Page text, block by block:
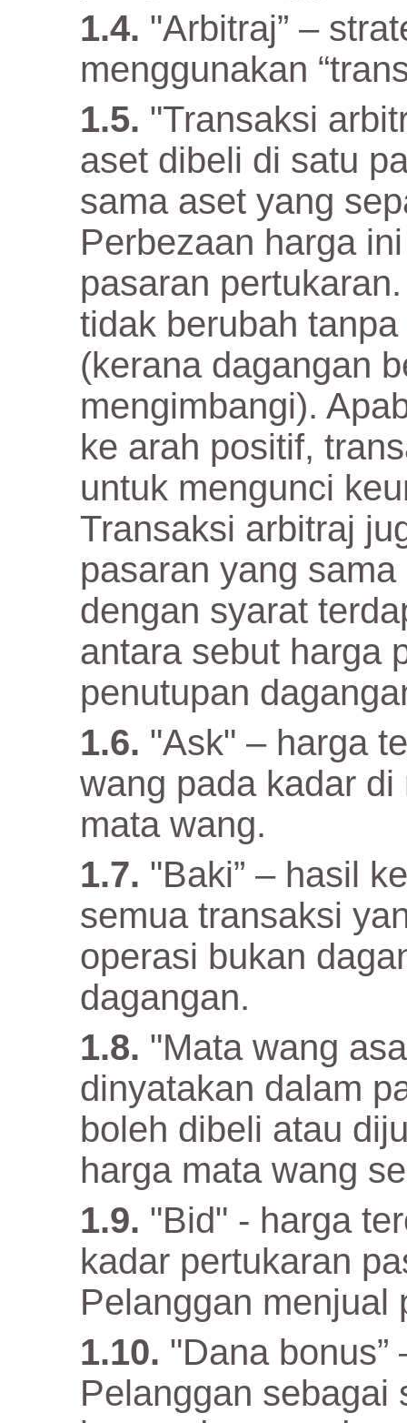
"Arbitraj” –
menggunakan
"Transaksi
aset dibeli di satu
sama aset yang
Perbezaan harga
pasaran
tidak berubah
(kerana dagangan
mengimbangi).
ke arah positif,
untuk mengunci
Transaksi arbitraj
pasaran yang
dengan syarat
antara sebut harga
penutupan
"Ask" – harga
wang pada kadar
mata wang.
"Baki” – hasil
semua transaksi
operasi bukan
dagangan.
"Mata wang
dinyatakan dalam
boleh dibeli atau
harga mata wang
"Bid" - harga
kadar pertukaran
Pelanggan menjual
"Dana
Pelanggan sebagai